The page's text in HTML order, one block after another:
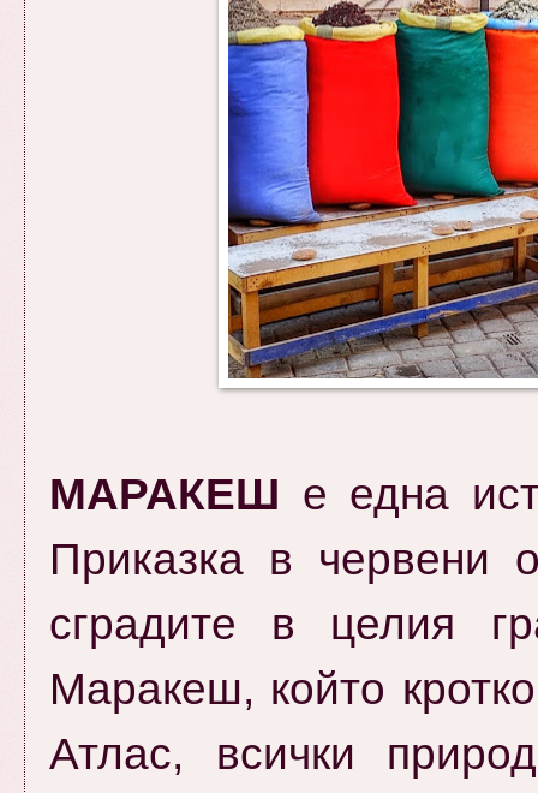
МАРАКЕШ е една
Приказка в червени
сградите в целия
Маракеш, който
Атлас, всички